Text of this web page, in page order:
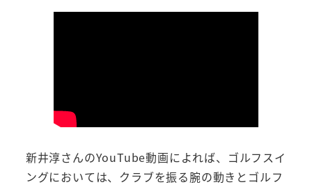
新井淳さんのYouTube動画によれば、ゴルフスイ
ングにおいては、クラブを振る腕の動きとゴルフ